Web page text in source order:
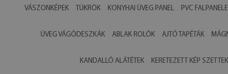
VÁSZONKÉPEK TÜKRÖK KONYHAI ÜVEG PANEL PVC
ÜVEG VÁGÓDESZKÁK ABLAK ROLÓK AJTÓ TAPÉTÁK
KANDALLÓ ALÁTÉTEK KERETEZETT KÉP SZETTEK